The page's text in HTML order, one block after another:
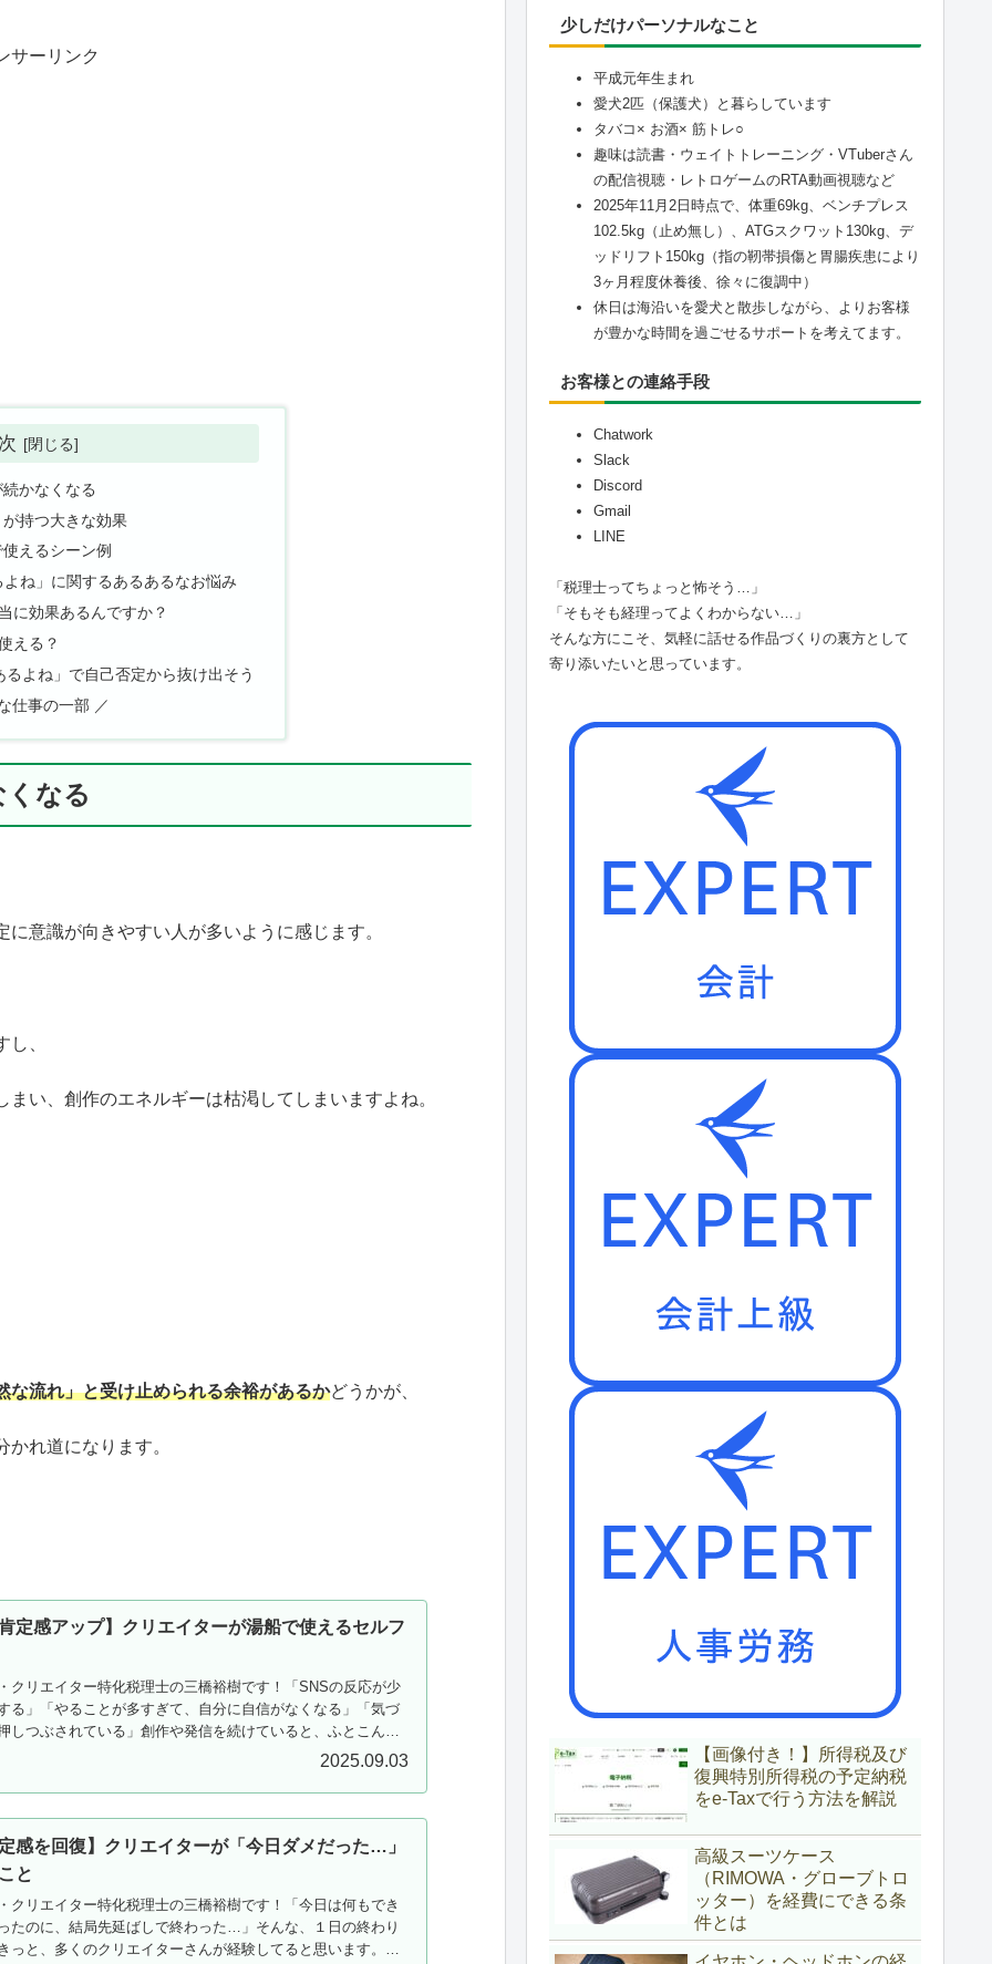
サーリンク
かなくなる
持つ大きな効果
えるシーン例
ね」に関するあるあるなお悩み
に効果あるんですか？
える？
よね」で自己否定から抜け出そう
仕事の一部 ／
なる
意識が向きやすい人が多いように感じます。
、
い、創作のエネルギーは枯渇してしまいますよね。
な流れ」と受け止められる余裕があるかどうかが、
れ道になります。
定感アップ】クリエイターが湯船で使えるセルフ
クリエイター特化税理士の三橋裕樹です！「SNSの反応が少
る」「やることが多すぎて、自分に自信がなくなる」「気づ
しつぶされている」創作や発信を続けていると、ふとこんな
2025.09.03
感を回復】クリエイターが「今日ダメだった…」
と
クリエイター特化税理士の三橋裕樹です！「今日は何もでき
たのに、結局先延ばしで終わった…」そんな、１日の終わり
っと、多くのクリエイターさんが経験してると思います。こ
少しだけパーソナルなこと
平成元年生まれ
愛犬2匹（保護犬）と暮らしています
タバコ× お酒× 筋トレ○
趣味は読書・ウェイトトレーニング・VTuberさん
の配信視聴・レトロゲームのRTA動画視聴など
2025年11月2日時点で、体重69kg、ベンチプレス
102.5kg（止め無し）、ATGスクワット130kg、デ
ッドリフト150kg（指の靭帯損傷と胃腸疾患により
3ヶ月程度休養後、徐々に復調中）
休日は海沿いを愛犬と散歩しながら、よりお客様
が豊かな時間を過ごせるサポートを考えてます。
お客様との連絡手段
Chatwork
Slack
Discord
Gmail
LINE
「税理士ってちょっと怖そう…」
「そもそも経理ってよくわからない…」
そんな方にこそ、気軽に話せる作品づくりの裏方として
寄り添いたいと思っています。
【画像付き！】所得税及び
復興特別所得税の予定納税
をe-Taxで行う方法を解説
高級スーツケース
（RIMOWA・グローブトロ
ッター）を経費にできる条
件とは